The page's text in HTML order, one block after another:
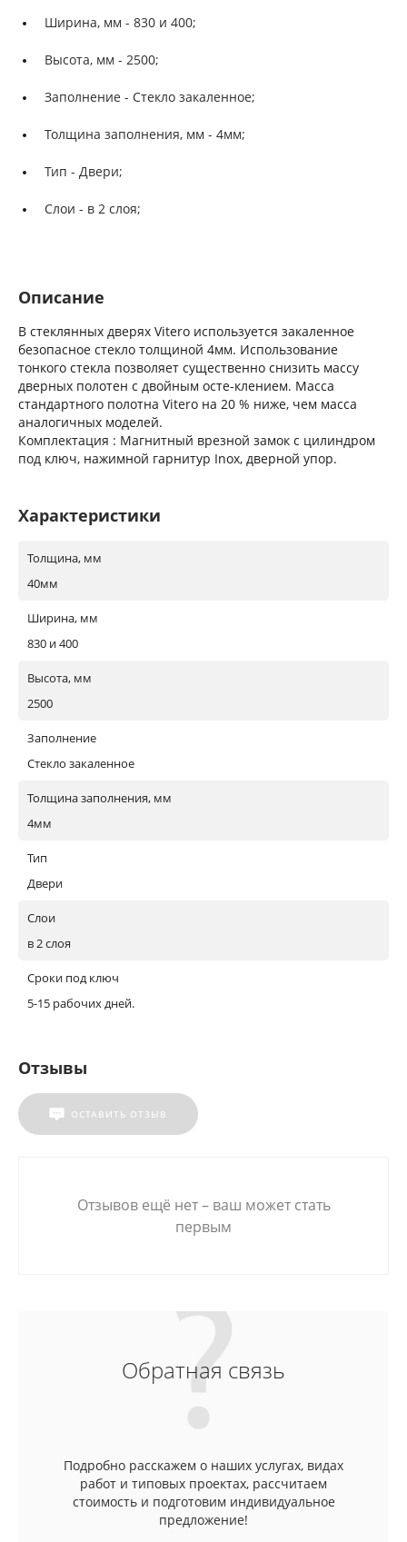
Ширина, мм - 830 и 400;
Высота, мм - 2500;
Заполнение - Стекло закаленное;
Толщина заполнения, мм - 4мм;
Тип - Двери;
Слои - в 2 слоя;
Описание
В стеклянных дверях Vitero используется закаленное
безопасное стекло толщиной 4мм. Использование
тонкого стекла позволяет существенно снизить массу
дверных полотен с двойным осте-клением. Масса
стандартного полотна Vitero на 20 % ниже, чем масса
аналогичных моделей.
Комплектация : Магнитный врезной замок с цилиндром
под ключ, нажимной гарнитур Inox, дверной упор.
Характеристики
Толщина, мм
40мм
Ширина, мм
830 и 400
Высота, мм
2500
Заполнение
Стекло закаленное
Толщина заполнения, мм
4мм
Тип
Двери
Слои
в 2 слоя
Сроки под ключ
5-15 рабочих дней.
Отзывы
ОСТАВИТЬ ОТЗЫВ
Отзывов ещё нет – ваш может стать
первым
Обратная связь
Подробно расскажем о наших услугах, видах
работ и типовых проектах, рассчитаем
стоимость и подготовим индивидуальное
предложение!